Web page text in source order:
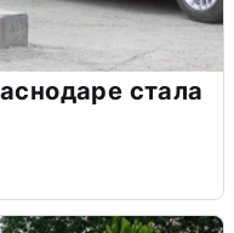
стала